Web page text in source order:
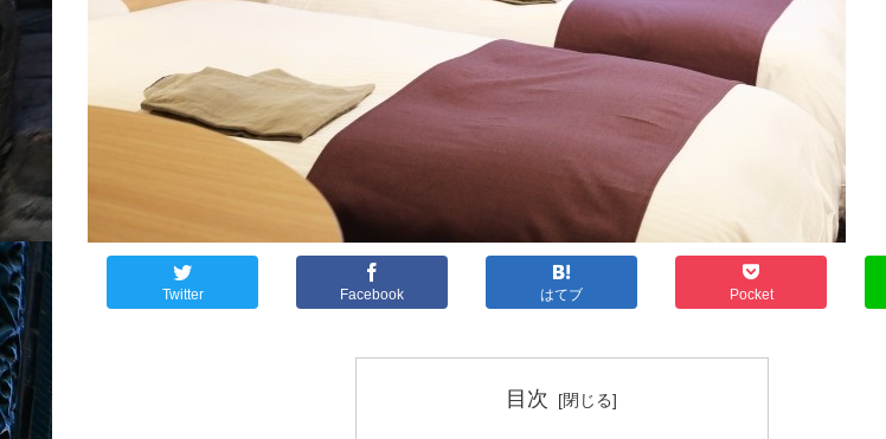
Twitter Facebook はてブ Pocket
目次